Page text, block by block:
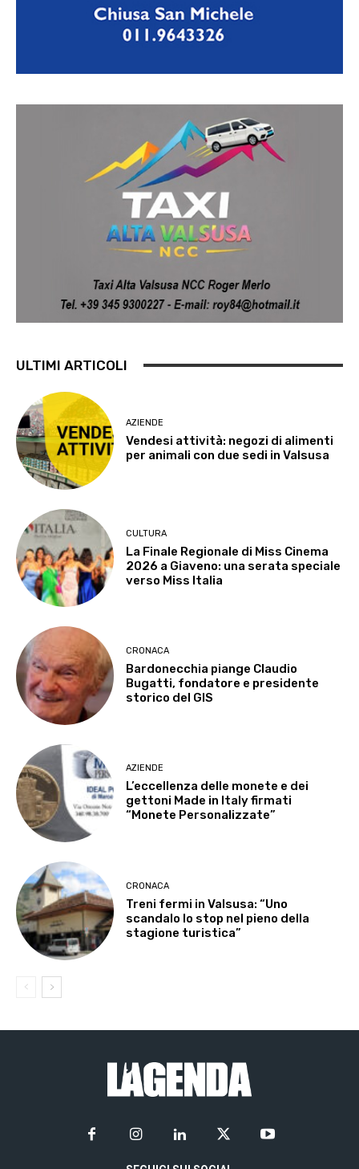
ULTIMI ARTICOLI
AZIENDE
Vendesi attività: negozi di alimenti
per animali con due sedi in Valsusa
CULTURA
La Finale Regionale di Miss Cinema
2026 a Giaveno: una serata speciale
verso Miss Italia
CRONACA
Bardonecchia piange Claudio
Bugatti, fondatore e presidente
storico del GIS
AZIENDE
L’eccellenza delle monete e dei
gettoni Made in Italy firmati
“Monete Personalizzate”
CRONACA
Treni fermi in Valsusa: “Uno
scandalo lo stop nel pieno della
stagione turistica”